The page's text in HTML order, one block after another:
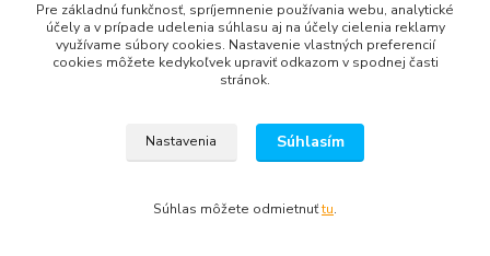
Pre základnú funkčnosť, spríjemnenie používania webu, analytické
účely a v prípade udelenia súhlasu aj na účely cielenia reklamy
využívame súbory cookies. Nastavenie vlastných preferencií
cookies môžete kedykoľvek upraviť odkazom v spodnej časti
stránok.
Nastavenia Súhlasím
Súhlas môžete odmietnuťtu.